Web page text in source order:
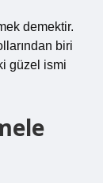
demektir.
biri
güzel ismi